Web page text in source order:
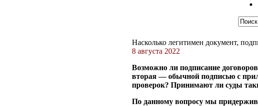
Насколько легитимен документ,
8 августа 2022
Возможно ли подписание
вторая — обычной подписью с
проверок? Принимают ли суды
По данному вопросу мы